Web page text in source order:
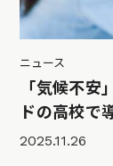
ニュース
「気候不
ドの高校で
2025.11.26